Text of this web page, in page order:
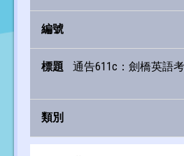
通告611c：劍橋英語